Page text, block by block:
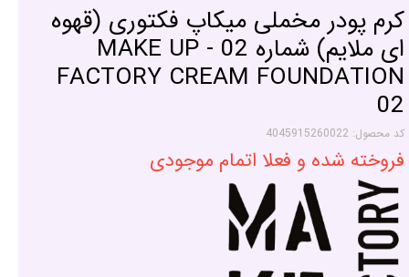
کرم پودر مخملی میکاپ فکتوری (قهوه
ای ملایم) شماره 02 - MAKE UP
FACTORY CREAM FOUNDATION
02
کد محصول: 4045915260022
فروخته شده و فعلا اتمام موجودی